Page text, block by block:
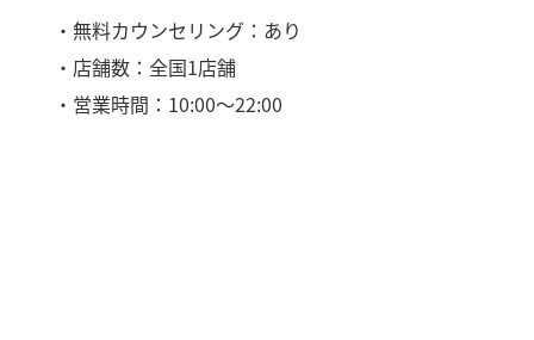
・無料カウンセリング：あり
・店舗数：全国1店舗
・営業時間：10:00～22:00